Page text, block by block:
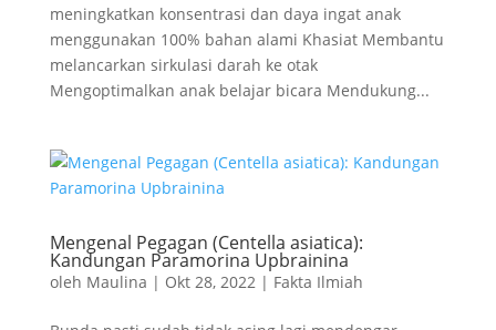
meningkatkan konsentrasi dan daya ingat anak
menggunakan 100% bahan alami Khasiat Membantu
melancarkan sirkulasi darah ke otak
Mengoptimalkan anak belajar bicara Mendukung...
Mengenal Pegagan (Centella asiatica):
Kandungan Paramorina Upbrainina
oleh Maulina | Okt 28, 2022| Fakta Ilmiah